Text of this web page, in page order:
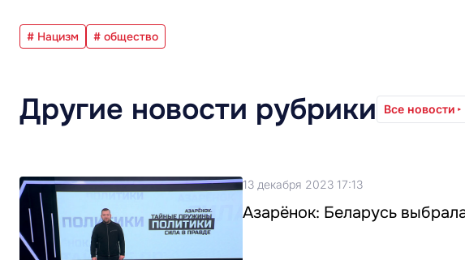
# Нацизм # общество
Другие новости рубрики Все новости
13 декабря 2023 17:13
Азарёнок: Беларусь